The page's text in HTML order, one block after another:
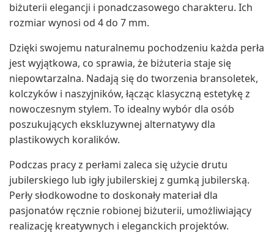
biżuterii elegancji i ponadczasowego charakteru. Ich
rozmiar wynosi od 4 do 7 mm.
Dzięki swojemu naturalnemu pochodzeniu każda perła
jest wyjątkowa, co sprawia, że biżuteria staje się
niepowtarzalna. Nadają się do tworzenia bransoletek,
kolczyków i naszyjników, łącząc klasyczną estetykę z
nowoczesnym stylem. To idealny wybór dla osób
poszukujących ekskluzywnej alternatywy dla
plastikowych koralików.
Podczas pracy z perłami zaleca się użycie drutu
jubilerskiego lub igły jubilerskiej z gumką jubilerską.
Perły słodkowodne to doskonały materiał dla
pasjonatów ręcznie robionej biżuterii, umożliwiający
realizację kreatywnych i eleganckich projektów.